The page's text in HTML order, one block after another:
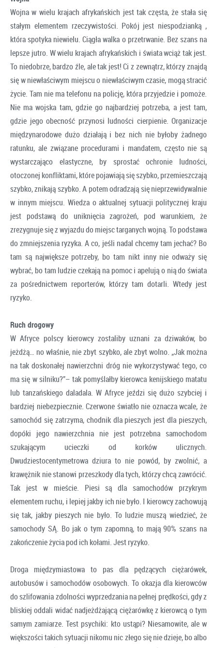
Wojna w wielu krajach afrykańskich jest tak częsta, że stała się
stałym elementem rzeczywistości. Pokój jest niespodzianką ,
która spotyka niewielu. Ciągła walka o przetrwanie. Bez szans na
lepsze jutro. W wielu krajach afrykańskich i świata wciąż tak jest.
To niedobrze, bardzo źle, ale tak jest! Ci z zewnątrz, którzy znajdą
się w niewłaściwym miejscu o niewłaściwym czasie, mogą stracić
życie. Tam nie ma telefonu na policję, która przyjedzie i pomoże.
Nie ma wojska tam, gdzie go najbardziej potrzeba, a jest tam,
gdzie jego obecność przynosi ludności cierpienie. Organizacje
międzynarodowe dużo działają i bez nich nie byłoby żadnego
ratunku, ale związane procedurami i mandatem, często nie są
wystarczająco elastyczne, by sprostać ochronie ludności,
otoczonej konfliktami, które pojawiają się szybko, przemieszczają
szybko, znikają szybko. A potem odradzają się nieprzewidywalnie
w innym miejscu. Wiedza o aktualnej sytuacji politycznej kraju
jest podstawą do uniknięcia zagrożeń, pod warunkiem, że
zrezygnuje się z wyjazdu do miejsc targanych wojną. To podstawa
do zmniejszenia ryzyka. A co, jeśli nadal chcemy tam jechać? Bo
tam są największe potrzeby, bo tam nikt inny nie odważy się
wybrać, bo tam ludzie czekają na pomoc i apelują o nią do świata
za pośrednictwem reporterów, którzy tam dotarli. Wtedy jest
ryzyko.
Ruch drogowy
W Afryce polscy kierowcy zostaliby uznani za dziwaków, bo
jeżdżą… no właśnie, nie zbyt szybko, ale zbyt wolno. „Jak można
na tak doskonałej nawierzchni dróg nie wykorzystywać tego, co
ma się w silniku?”– tak pomyślałby kierowca kenijskiego matatu
lub tanzańskiego daladala. W Afryce jeździ się dużo szybciej i
bardziej niebezpiecznie. Czerwone światło nie oznacza wcale, że
samochód się zatrzyma, chodnik dla pieszych jest dla pieszych,
dopóki jego nawierzchnia nie jest potrzebna samochodom
szukającym ucieczki od korków ulicznych.
Dwudziestocentymetrowa dziura to nie powód, by zwolnić, a
krawężnik nie stanowi przeszkody dla tych, którzy chcą zawrócić.
Tak jest w mieście. Piesi są dla samochodów przykrym
elementem ruchu, i lepiej jakby ich nie było. I kierowcy zachowują
się tak, jakby pieszych nie było. To ludzie muszą wiedzieć, że
samochody SĄ. Bo jak o tym zapomną, to mają 90% szans na
zakończenie życia pod ich kołami. Jest ryzyko.
Droga międzymiastowa to pas dla pędzących ciężarówek,
autobusów i samochodów osobowych. To okazja dla kierowców
do szlifowania zdolności wyprzedzania na pełnej prędkości, gdy z
bliskiej oddali widać nadjeżdżającą ciężarówkę z kierowcą o tym
samym zamiarze. Test psychiki: kto ustąpi? Niesamowite, ale w
większości takich sytuacji nikomu nic złego się nie dzieje, bo albo